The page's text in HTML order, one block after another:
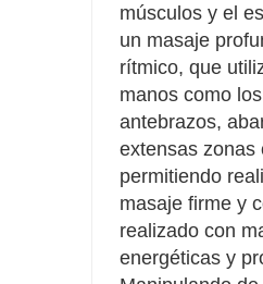
músculos y el
un masaje
rítmico, que
manos como los
antebrazos,
extensas zonas
permitiendo
masaje firme y
realizado con
energéticas y